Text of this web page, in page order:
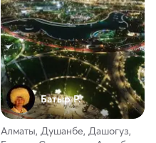
Батыр Р.
Алматы, Душанбе, Дашогуз,